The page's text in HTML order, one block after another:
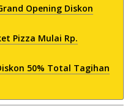
Opening Diskon
Pizza Mulai Rp.
50% Total Tagihan